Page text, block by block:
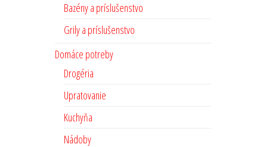
Bazény a príslušenstvo
Grily a príslušenstvo
Domáce potreby
Drogéria
Upratovanie
Kuchyňa
Nádoby